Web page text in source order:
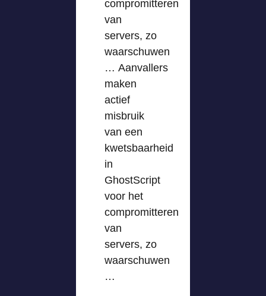
compromitteren
van
servers, zo
waarschuwen
… Aanvallers
maken
actief
misbruik
van een
kwetsbaarheid
in
GhostScript
voor het
compromitteren
van
servers, zo
waarschuwen
…